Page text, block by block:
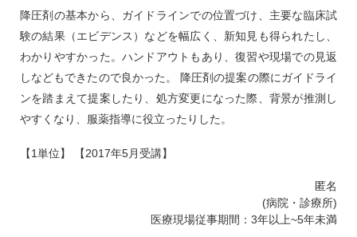
降圧剤の基本から、ガイドラインでの位置づけ、主要な臨床試
験の結果（エビデンス）などを幅広く、新知見も得られたし、
わかりやすかった。ハンドアウトもあり、復習や現場での見返
しなどもできたので良かった。 降圧剤の提案の際にガイドライ
ンを踏まえて提案したり、処方変更になった際、背景が推測し
やすくなり、服薬指導に役立ったりした。
【1単位】 【2017年5月受講】
匿名
(病院・診療所)
医療現場従事期間：3年以上~5年未満